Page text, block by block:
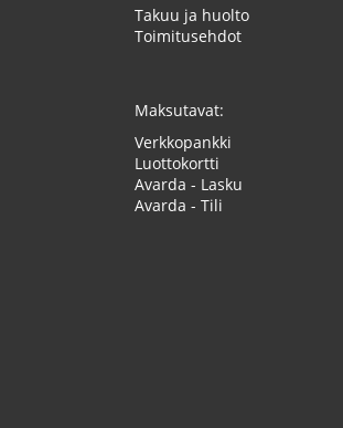
Takuu ja huolto
Toimitusehdot
Maksutavat:
Verkkopankki
Luottokortti
Avarda - Lasku
Avarda - Tili